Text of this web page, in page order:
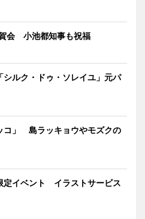
会 小池都知事も祝福
ルク・ドゥ・ソレイユ」元パ
コ」 島ラッキョウやモズクの
定イベント イラストサービス